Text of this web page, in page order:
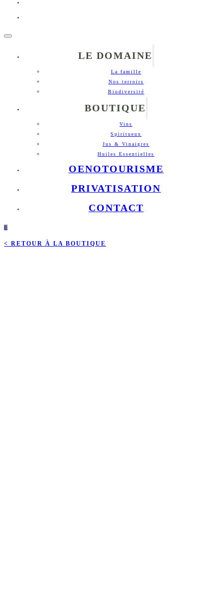
LE DOMAINE
La famille
Nos terroirs
Biodiversité
BOUTIQUE
Vins
Spiritueux
Jus & Vinaigres
Huiles Essentielles
OENOTOURISME
PRIVATISATION
CONTACT
0
< RETOUR À LA BOUTIQUE